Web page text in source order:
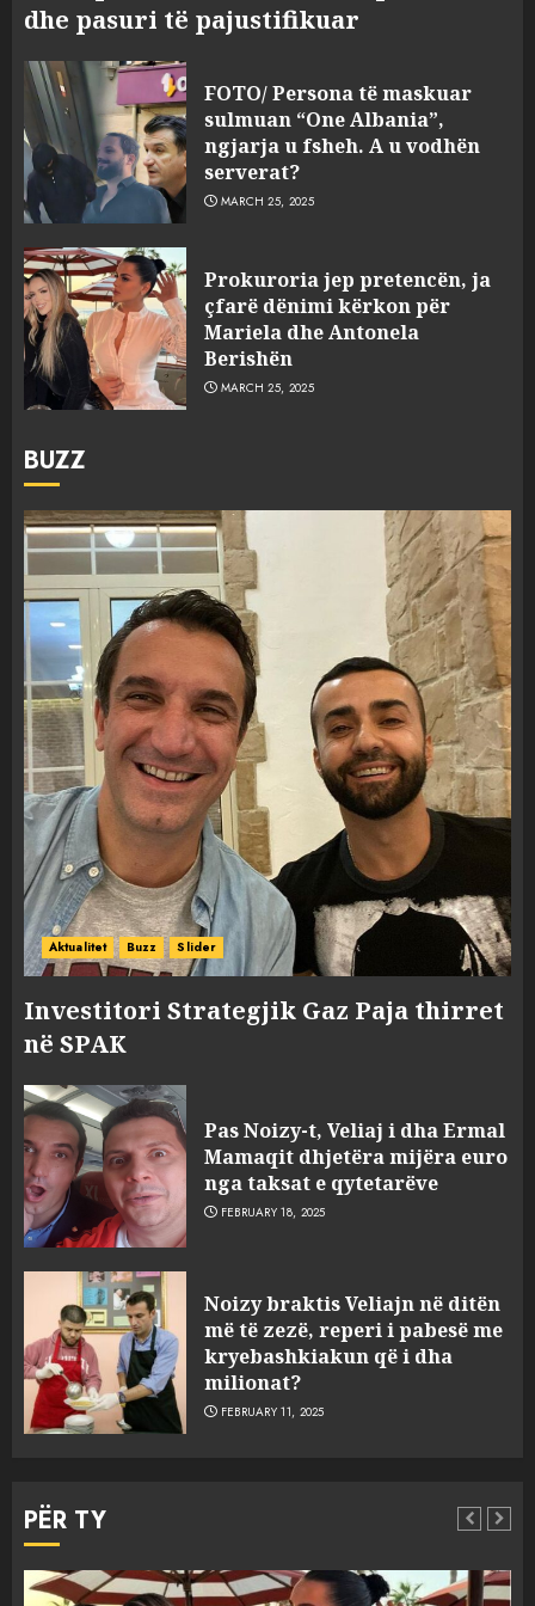
dhe pasuri të pajustifikuar
FOTO/ Persona të maskuar
sulmuan “One Albania”,
ngjarja u fsheh. A u vodhën
serverat?
MARCH 25, 2025
Prokuroria jep pretencën, ja
çfarë dënimi kërkon për
Mariela dhe Antonela
Berishën
MARCH 25, 2025
BUZZ
Aktualitet Buzz Slider
Investitori Strategjik Gaz Paja thirret
në SPAK
Pas Noizy-t, Veliaj i dha Ermal
Mamaqit dhjetëra mijëra euro
nga taksat e qytetarëve
FEBRUARY 18, 2025
Noizy braktis Veliajn në ditën
më të zezë, reperi i pabesë me
kryebashkiakun që i dha
milionat?
FEBRUARY 11, 2025
PËR TY
3
sulmuan “One Albania”,
ngjarja u fsheh. A u vodhën
serverat?
MARCH 25, 2025
4 MARCH 25, 2025